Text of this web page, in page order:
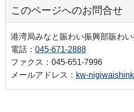
このページへのお問合せ
港湾局みなと賑わい振興部賑わ
電話： 045-671-2888
ファクス：045-651-7996
メールアドレス： kw-